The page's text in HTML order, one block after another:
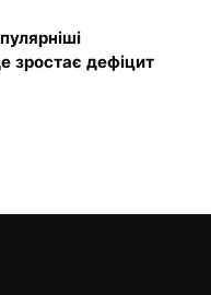
зростає дефіцит